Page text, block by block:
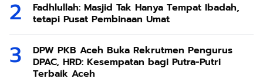
Fadhlullah: Masjid Tak Hanya Tempat Ibadah,
tetapi Pusat Pembinaan Umat
DPW PKB Aceh Buka Rekrutmen Pengurus
DPAC, HRD: Kesempatan bagi Putra-Putri
Terbaik Aceh